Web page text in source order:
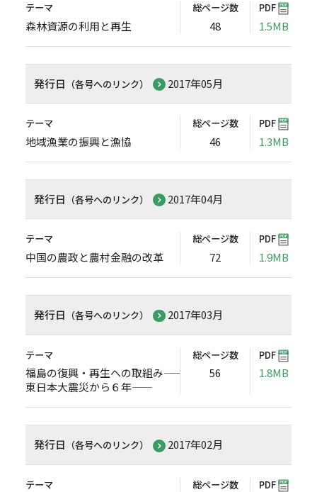
テーマ
森林資源の利用と再生
総ページ数
48
PDF
1.5MB
発行日 （各号へのリンク） 2017年05月
テーマ
地域漁業の振興と漁協
総ページ数
46
PDF
1.3MB
発行日 （各号へのリンク） 2017年04月
テーマ
中国の農政と農村金融の改革
総ページ数
72
PDF
1.9MB
発行日 （各号へのリンク） 2017年03月
テーマ
福島の復興・再生への取組み――
東日本大震災から６年――
総ページ数
56
PDF
1.8MB
発行日 （各号へのリンク） 2017年02月
テーマ 総ページ数 PDF